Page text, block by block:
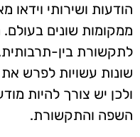
הודעות ושירותי
ממקומות שונים
לתקשורת בין-
שונות עשויות לפרש
ולכן יש צורך להיות
השפה והתקשורת.